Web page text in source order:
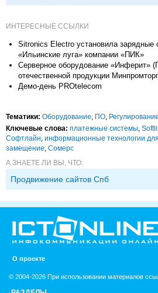
ИНТЕРЕСНЫЕ ССЫЛКИ
Sitronics Electro установила зарядные
«Ильинские луга» компании «ПИК»
Серверное оборудование «Инферит»
отечественной продукции
Демо-день PROtelecom
Тематики: Оборудование, ПО, Регулирование
Ключевые слова: платежные системы,
Софтлайн, информационные технологии
замещение, Сомерс
А ЗНАЕТЕ ЛИ ВЫ, ЧТО:
Продвижение сайтов Спб
О проекте
© 2004-2026 При использовании материалов